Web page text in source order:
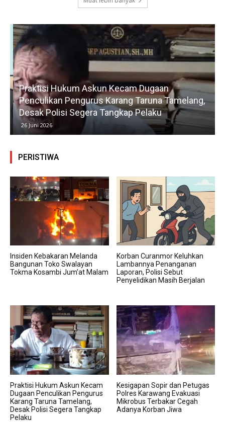
Praktisi Hukum Askun Kecam Dugaan
Penculikan Pengurus Karang Taruna Tamelang,
Desak Polisi Segera Tangkap Pelaku
26 Juni 2026
PERISTIWA
Insiden Kebakaran Melanda
Bangunan Toko Swalayan
Tokma Kosambi Jum’at Malam
Korban Curanmor Keluhkan
Lambannya Penanganan
Laporan, Polisi Sebut
Penyelidikan Masih Berjalan
Praktisi Hukum Askun Kecam
Dugaan Penculikan Pengurus
Karang Taruna Tamelang,
Desak Polisi Segera Tangkap
Pelaku
Kesigapan Sopir dan Petugas
Polres Karawang Evakuasi
Mikrobus Terbakar Cegah
Adanya Korban Jiwa